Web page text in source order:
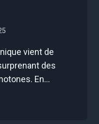
vient de
des
En…